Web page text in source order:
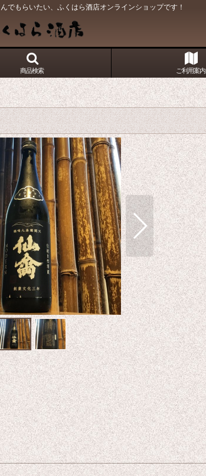
でもらいたい、ふくはら酒店オンラインショップです！
商品検索 ご利用案内